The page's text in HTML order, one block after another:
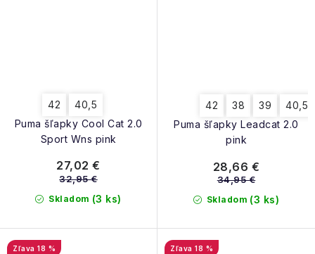
Puma šľapky Cool Cat 2.0
Sport Wns pink
42 40,5
Skladom (3 ks)
27,02 €
32,95 €
Puma šľapky Leadcat 2.0
pink
42 38 39 40,5
Skladom (3 ks)
28,66 €
34,95 €
18 % 18 %